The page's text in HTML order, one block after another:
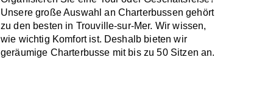
Unsere große Auswahl an Charterbussen gehört
zu den besten in Trouville-sur-Mer. Wir wissen,
wie wichtig Komfort ist. Deshalb bieten wir
geräumige Charterbusse mit bis zu 50 Sitzen an.